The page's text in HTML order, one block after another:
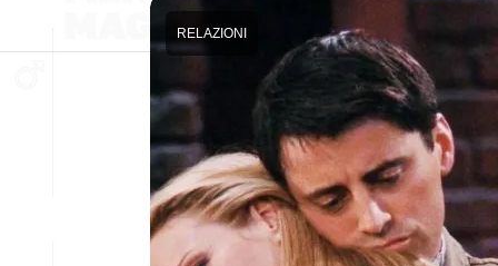
RELAZIONI